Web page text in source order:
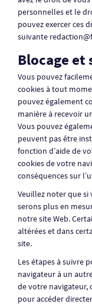
personnelles et le
pouvez exercer ces
suivante
Blocage et
Vous pouvez
cookies à tout
pouvez également
manière à recevoir
Vous pouvez
peuvent pas être
fonction d’aide de
cookies de votre
conséquences sur
Veuillez noter que si
serons plus en
notre site Web.
altérées et dans
site.
Les étapes à suivre
navigateur à un
de votre navigateur,
pour accéder